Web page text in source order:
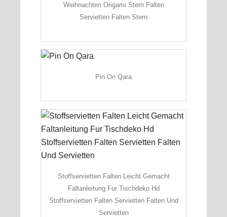
Weihnachten Origami Stern Falten
Servietten Falten Stern
Pin On Qara
Stoffservietten Falten Leicht Gemacht
Faltanleitung Fur Tischdeko Hd
Stoffservietten Falten Servietten Falten Und
Servietten